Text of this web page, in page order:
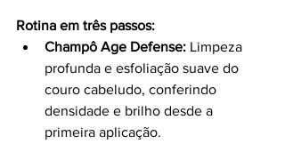
Rotina em três passos:
Champô Age Defense: Limpeza
profunda e esfoliação suave do
couro cabeludo, conferindo
densidade e brilho desde a
primeira aplicação.